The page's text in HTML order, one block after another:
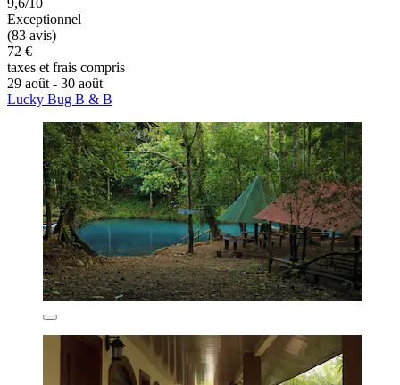
Exceptionnel
(83 avis)
72 €
taxes et frais compris
29 août - 30 août
Lucky Bug B & B